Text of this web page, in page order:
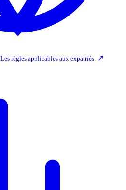
Les règles applicables aux expatriés. ↗